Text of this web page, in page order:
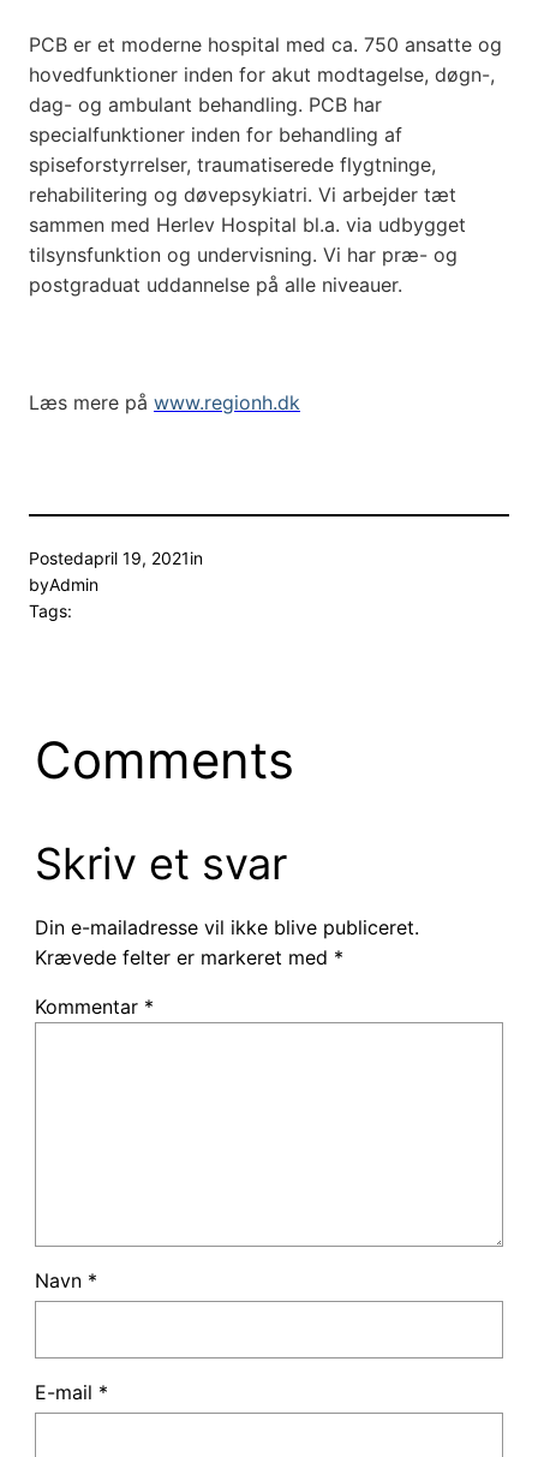
PCB er et moderne hospital med ca. 750 ansatte og
hovedfunktioner inden for akut modtagelse, døgn-,
dag- og ambulant behandling. PCB har
specialfunktioner inden for behandling af
spiseforstyrrelser, traumatiserede flygtninge,
rehabilitering og døvepsykiatri. Vi arbejder tæt
sammen med Herlev Hospital bl.a. via udbygget
tilsynsfunktion og undervisning. Vi har præ- og
postgraduat uddannelse på alle niveauer.
Læs mere på www.regionh.dk
Postedapril 19, 2021in
byAdmin
Tags:
Comments
Skriv et svar
Din e-mailadresse vil ikke blive publiceret.
Krævede felter er markeret med *
Kommentar *
Navn *
E-mail *